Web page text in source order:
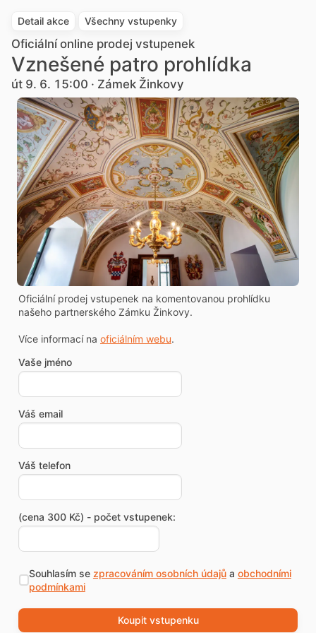
Detail akce Všechny vstupenky
Oficiální online prodej vstupenek
Vznešené patro prohlídka
út 9. 6. 15:00 · Zámek Žinkovy
Oficiální prodej vstupenek na komentovanou prohlídku
našeho partnerského Zámku Žinkovy.
Více informací na oficiálním webu.
Vaše jméno
Váš email
Váš telefon
(cena 300 Kč) - počet vstupenek:
Souhlasím se zpracováním osobních údajůa obchodními
podmínkami
Koupit vstupenku